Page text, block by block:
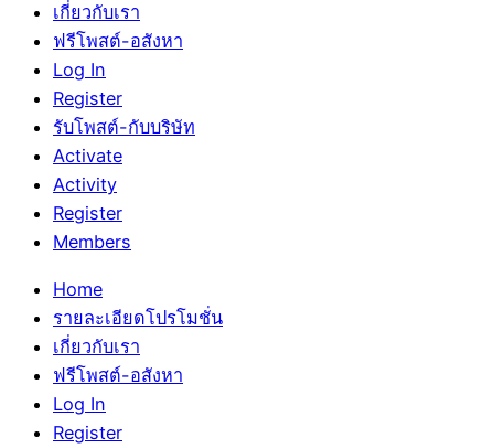
เกี่ยวกับเรา
ฟรีโพสต์-อสังหา
Log In
Register
รับโพสต์-กับบริษัท
Activate
Activity
Register
Members
Home
รายละเอียดโปรโมชั่น
เกี่ยวกับเรา
ฟรีโพสต์-อสังหา
Log In
Register